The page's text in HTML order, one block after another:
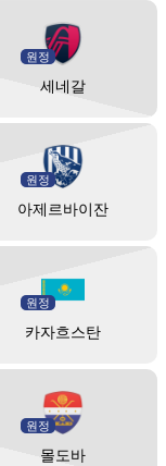
원정
세네갈
원정
아제르바이잔
원정
카자흐스탄
원정
몰도바